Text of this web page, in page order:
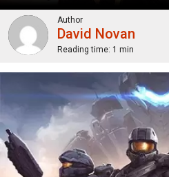
Author
David Novan
Reading time: 1 min